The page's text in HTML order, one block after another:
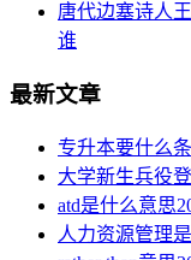
唐代边塞诗人
谁
最新文章
专升本要什么
大学新生兵役
atd是什么意思
人力资源管理